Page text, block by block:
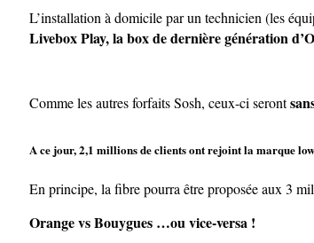
L’installation à domicile par un technicien (les
Livebox Play, la box de dernière génération
Comme les autres forfaits Sosh, ceux-ci seront
A ce jour, 2,1 millions de clients ont rejoint la marque
En principe, la fibre pourra être proposée aux 3
Orange vs Bouygues …ou vice-versa !